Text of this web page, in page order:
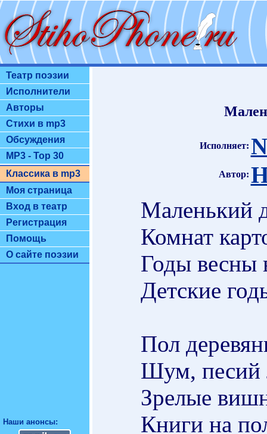
Театр поэзии
Исполнители
Авторы
Стихи в mp3
Обсуждения
MP3 - Top 30
Классика в mp3
Моя страница
Вход в театр
Регистрация
Помощь
О сайте поэзии
Наши анонсы:
Исполняет:
Автор:
Маленький
Комнат
Годы весны
Детские
Пол
Шум, песий
Зрелые
Книги на